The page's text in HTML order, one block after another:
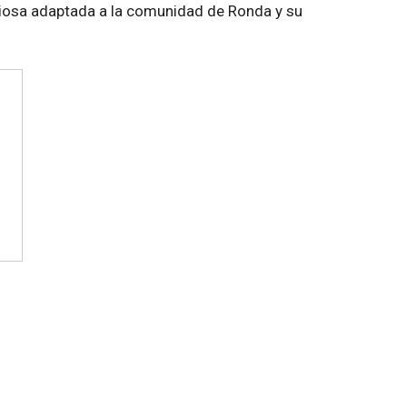
adaptada a la comunidad de Ronda y su